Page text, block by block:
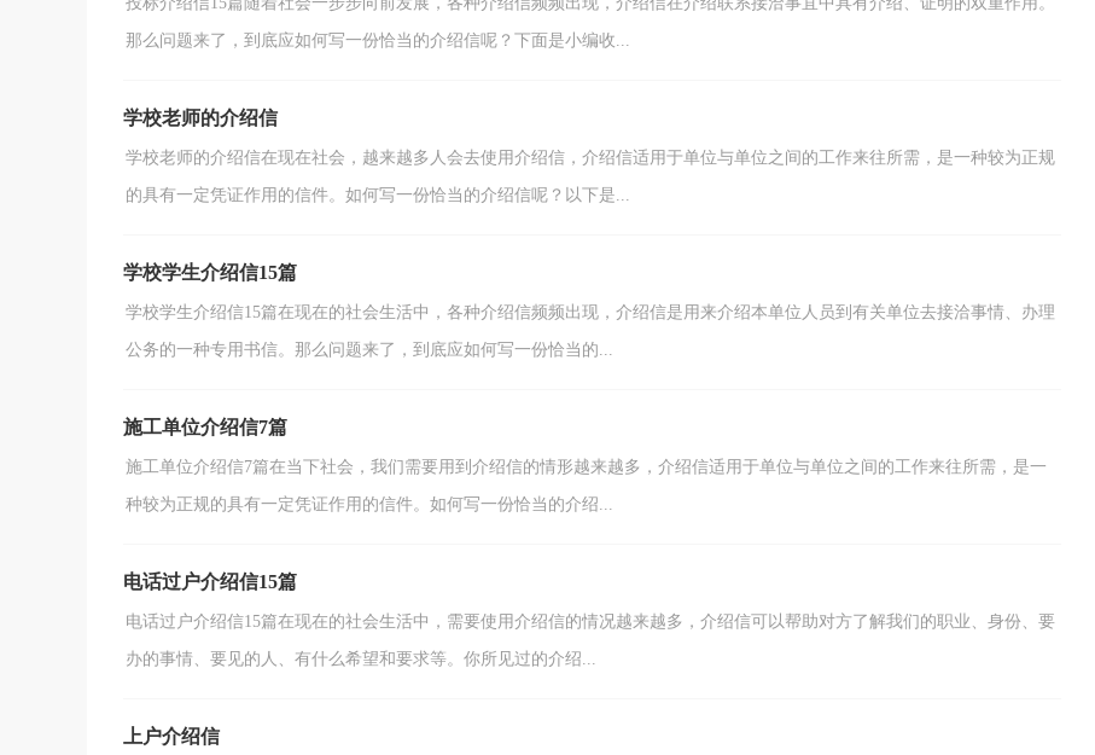
那么问题来了，到底应如何写一份恰当的介绍信呢？下面是小编收...
学校老师的介绍信
学校老师的介绍信在现在社会，越来越多人会去使用介绍信，介绍信适用于单位与单位之间的工作来往所需，是一种较为正规
的具有一定凭证作用的信件。如何写一份恰当的介绍信呢？以下是...
学校学生介绍信15篇
学校学生介绍信15篇在现在的社会生活中，各种介绍信频频出现，介绍信是用来介绍本单位人员到有关单位去接洽事情、办理
公务的一种专用书信。那么问题来了，到底应如何写一份恰当的...
施工单位介绍信7篇
施工单位介绍信7篇在当下社会，我们需要用到介绍信的情形越来越多，介绍信适用于单位与单位之间的工作来往所需，是一
种较为正规的具有一定凭证作用的信件。如何写一份恰当的介绍...
电话过户介绍信15篇
电话过户介绍信15篇在现在的社会生活中，需要使用介绍信的情况越来越多，介绍信可以帮助对方了解我们的职业、身份、要
办的事情、要见的人、有什么希望和要求等。你所见过的介绍...
上户介绍信